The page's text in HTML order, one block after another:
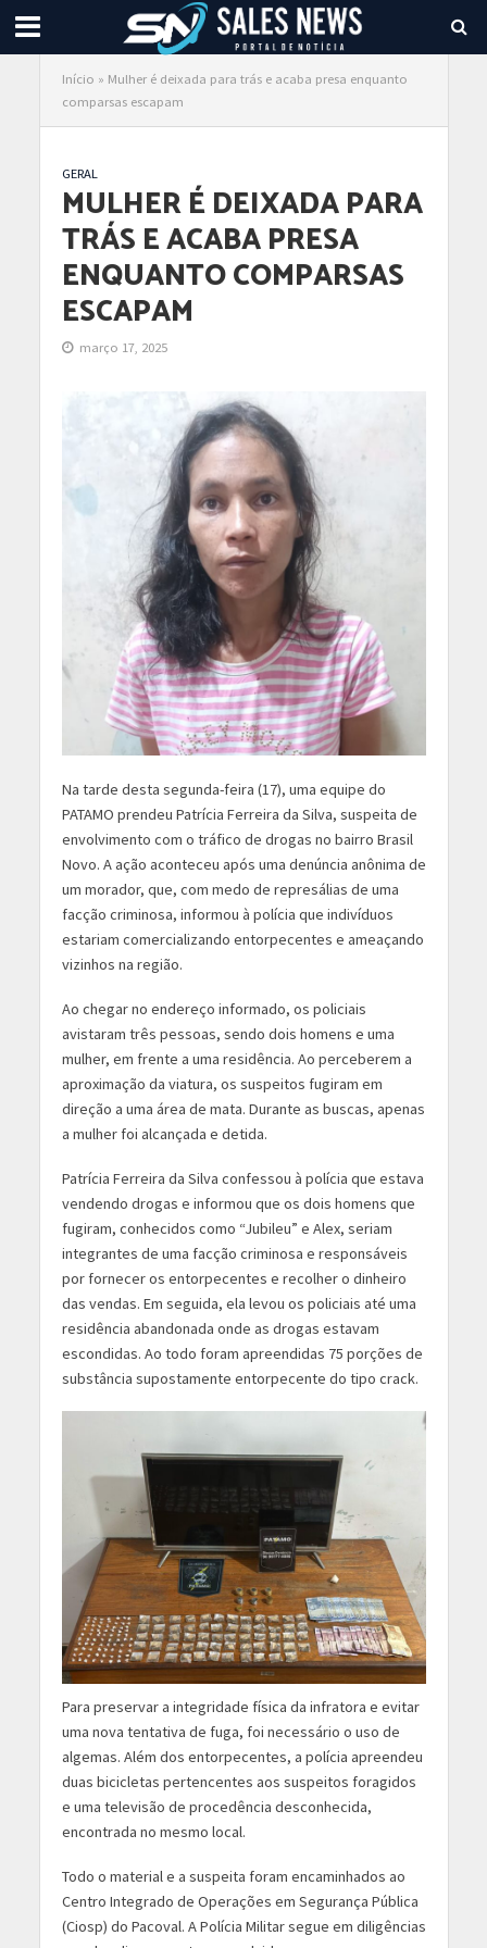
Início » Mulher é deixada para trás e acaba presa enquanto
comparsas escapam
GERAL
MULHER É DEIXADA PARA
TRÁS E ACABA PRESA
ENQUANTO COMPARSAS
ESCAPAM
março 17, 2025
Na tarde desta segunda-feira (17), uma equipe do
PATAMO prendeu Patrícia Ferreira da Silva, suspeita de
envolvimento com o tráfico de drogas no bairro Brasil
Novo. A ação aconteceu após uma denúncia anônima de
um morador, que, com medo de represálias de uma
facção criminosa, informou à polícia que indivíduos
estariam comercializando entorpecentes e ameaçando
vizinhos na região.
Ao chegar no endereço informado, os policiais
avistaram três pessoas, sendo dois homens e uma
mulher, em frente a uma residência. Ao perceberem a
aproximação da viatura, os suspeitos fugiram em
direção a uma área de mata. Durante as buscas, apenas
a mulher foi alcançada e detida.
Patrícia Ferreira da Silva confessou à polícia que estava
vendendo drogas e informou que os dois homens que
fugiram, conhecidos como “Jubileu” e Alex, seriam
integrantes de uma facção criminosa e responsáveis
por fornecer os entorpecentes e recolher o dinheiro
das vendas. Em seguida, ela levou os policiais até uma
residência abandonada onde as drogas estavam
escondidas. Ao todo foram apreendidas 75 porções de
substância supostamente entorpecente do tipo crack.
Para preservar a integridade física da infratora e evitar
uma nova tentativa de fuga, foi necessário o uso de
algemas. Além dos entorpecentes, a polícia apreendeu
duas bicicletas pertencentes aos suspeitos foragidos
e uma televisão de procedência desconhecida,
encontrada no mesmo local.
Todo o material e a suspeita foram encaminhados ao
Centro Integrado de Operações em Segurança Pública
(Ciosp) do Pacoval. A Polícia Militar segue em diligências